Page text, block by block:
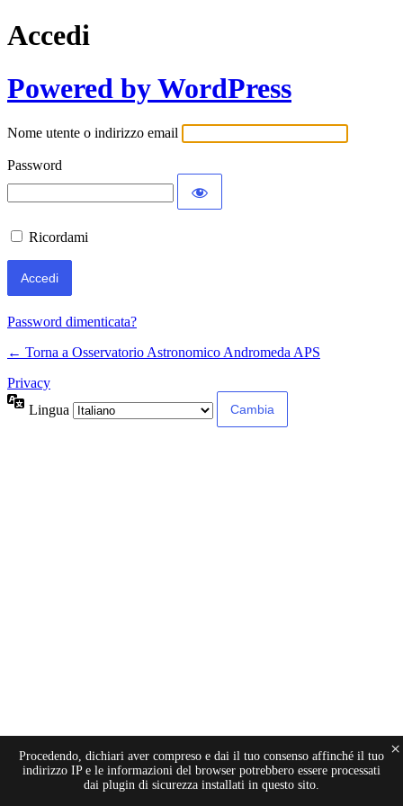
Accedi
Powered by WordPress
Nome utente o indirizzo email
Password
Ricordami
Password dimenticata?
← Torna a Osservatorio Astronomico Andromeda APS
Privacy
Lingua
Procedendo, dichiari aver compreso e dai il tuo consenso affinché il tuo
indirizzo IP e le informazioni del browser potrebbero essere processati
dai plugin di sicurezza installati in questo sito.
×